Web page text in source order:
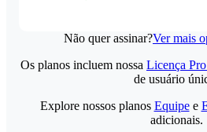
Não quer assinar?Ver mais
Os planos incluem nossa Licença
de usuário
Explore nossos planos Equipee
adicionais.